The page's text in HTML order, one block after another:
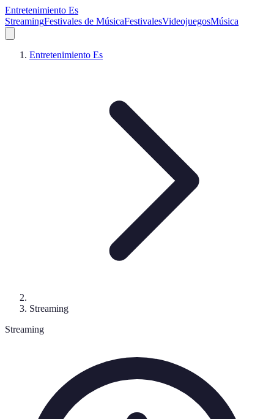
Entretenimiento Es
StreamingFestivales de MúsicaFestivalesVideojuegosMúsica
Entretenimiento Es
Streaming
Streaming